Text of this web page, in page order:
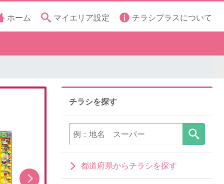
ホーム マイエリア設定 チラシプラスについて
チラシを探す
都道府県からチラシを探す